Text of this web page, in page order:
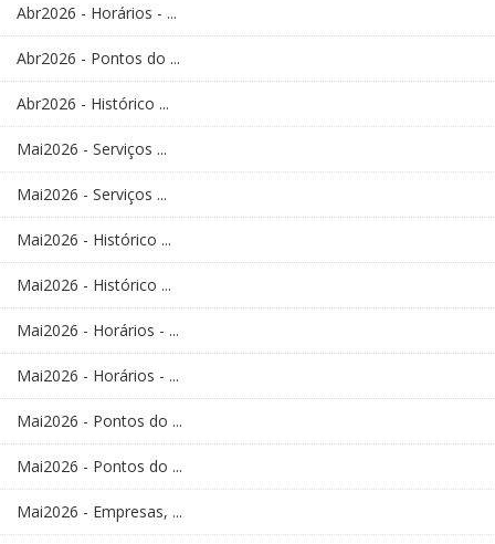
Abr2026 - Horários - ...
Abr2026 - Pontos do ...
Abr2026 - Histórico ...
Mai2026 - Serviços ...
Mai2026 - Serviços ...
Mai2026 - Histórico ...
Mai2026 - Histórico ...
Mai2026 - Horários - ...
Mai2026 - Horários - ...
Mai2026 - Pontos do ...
Mai2026 - Pontos do ...
Mai2026 - Empresas, ...